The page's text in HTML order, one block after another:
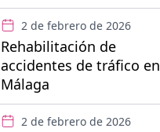
2 de febrero de 2026
Rehabilitación de
accidentes de tráfico en
Málaga
2 de febrero de 2026